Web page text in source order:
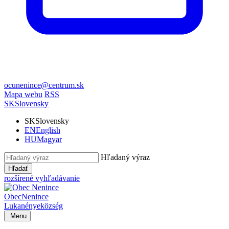
ocunenince@centrum.sk
Mapa webu RSS
SKSlovensky
SKSlovensky
ENEnglish
HUMagyar
Hľadaný výraz
Hľadať
rozšírené vyhľadávanie
ObecNenince
Lukanényeközség
Menu